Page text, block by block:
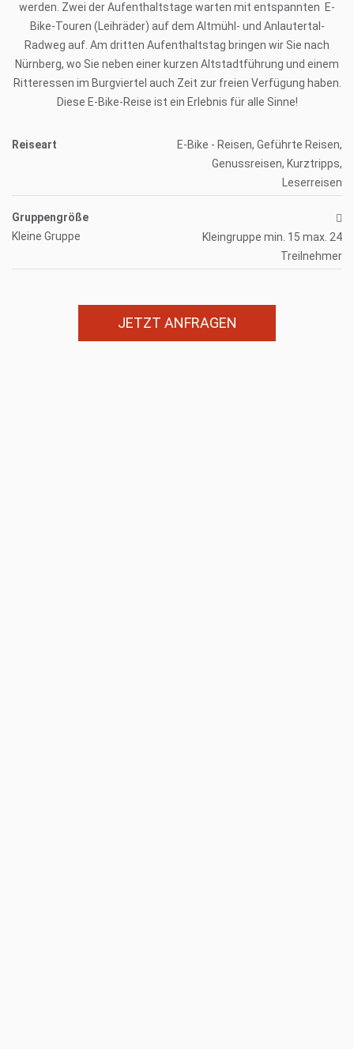
werden. Zwei der Aufenthaltstage warten mit entspannten E-
Bike-Touren (Leihräder) auf dem Altmühl- und Anlautertal-
Radweg auf. Am dritten Aufenthaltstag bringen wir Sie nach
Nürnberg, wo Sie neben einer kurzen Altstadtführung und einem
Ritteressen im Burgviertel auch Zeit zur freien Verfügung haben.
Diese E-Bike-Reise ist ein Erlebnis für alle Sinne!
Reiseart
E-Bike - Reisen, Geführte Reisen,
Genussreisen, Kurztripps,
Leserreisen
Gruppengröße
Kleine Gruppe
Kleingruppe min. 15 max. 24
Treilnehmer
JETZT ANFRAGEN